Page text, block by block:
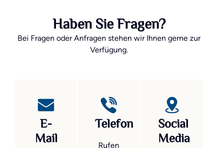
Haben Sie Fragen?
Bei Fragen oder Anfragen stehen wir Ihnen gerne zur
Verfügung.
E-
Mail
Telefon
Rufen
Social
Media